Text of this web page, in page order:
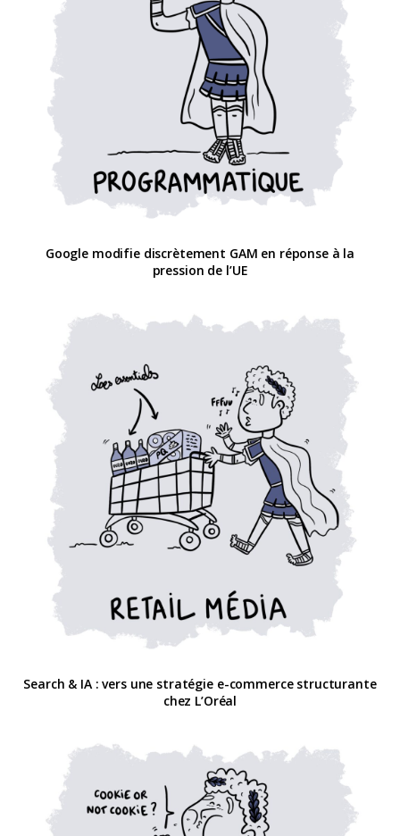
Google modifie discrètement GAM en réponse à la
pression de l’UE
Search & IA : vers une stratégie e-commerce structurante
chez L’Oréal